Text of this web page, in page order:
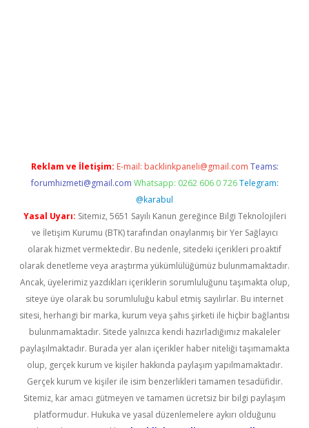
Reklam ve İletişim: E-mail: backlinkpaneli@gmail.com Teams:
forumhizmeti@gmail.com Whatsapp: 0262 606 0 726 Telegram:
@karabul
Yasal Uyarı: Sitemiz, 5651 Sayılı Kanun gereğince Bilgi Teknolojileri
ve İletişim Kurumu (BTK) tarafından onaylanmış bir Yer Sağlayıcı
olarak hizmet vermektedir. Bu nedenle, sitedeki içerikleri proaktif
olarak denetleme veya araştırma yükümlülüğümüz bulunmamaktadır.
Ancak, üyelerimiz yazdıkları içeriklerin sorumluluğunu taşımakta olup,
siteye üye olarak bu sorumluluğu kabul etmiş sayılırlar. Bu internet
sitesi, herhangi bir marka, kurum veya şahıs şirketi ile hiçbir bağlantısı
bulunmamaktadır. Sitede yalnızca kendi hazırladığımız makaleler
paylaşılmaktadır. Burada yer alan içerikler haber niteliği taşımamakta
olup, gerçek kurum ve kişiler hakkında paylaşım yapılmamaktadır.
Gerçek kurum ve kişiler ile isim benzerlikleri tamamen tesadüfidir.
Sitemiz, kar amacı gütmeyen ve tamamen ücretsiz bir bilgi paylaşım
platformudur. Hukuka ve yasal düzenlemelere aykırı olduğunu